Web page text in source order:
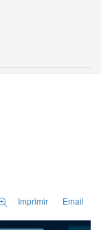
Imprimir Email